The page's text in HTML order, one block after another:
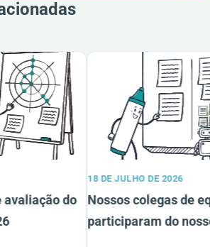
do
18 DE JULHO DE 2026
Nossos colegas de
participaram do